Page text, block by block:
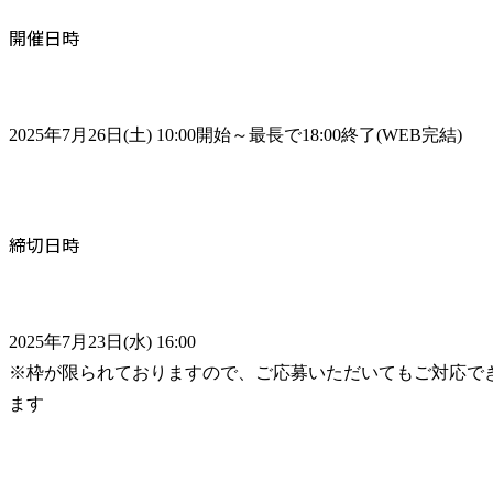
開催日時
2025年7月26日(土) 10:00開始～最長で18:00終了(WEB完結)
締切日時
2025年7月23日(水) 16:00
※枠が限られておりますので、ご応募いただいてもご対応で
ます